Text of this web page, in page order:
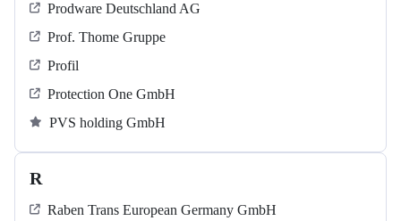
Prodware Deutschland AG
Prof. Thome Gruppe
Profil
Protection One GmbH
PVS holding GmbH
R
Raben Trans European Germany GmbH